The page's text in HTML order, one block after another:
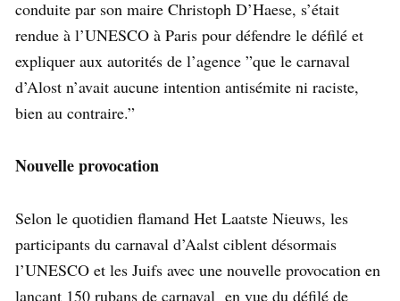
conduite par son maire Christoph D’Haese, s’était
rendue à l’UNESCO à Paris pour défendre le défilé et
expliquer aux autorités de l’agence ”que le carnaval
d’Alost n’avait aucune intention antisémite ni raciste,
bien au contraire.”
Nouvelle provocation
Selon le quotidien flamand Het Laatste Nieuws, les
participants du carnaval d’Aalst ciblent désormais
l’UNESCO et les Juifs avec une nouvelle provocation en
lançant 150 rubans de carnaval en vue du défilé de